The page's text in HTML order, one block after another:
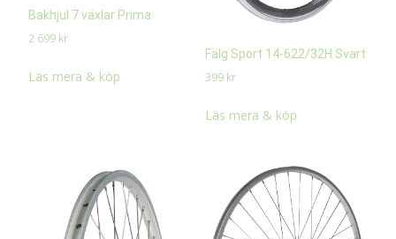
Bakhjul 7 växlar Prima
2 699 kr
Läs mera & köp
Fälg Sport 14-622/32H Svart
399 kr
Läs mera & köp